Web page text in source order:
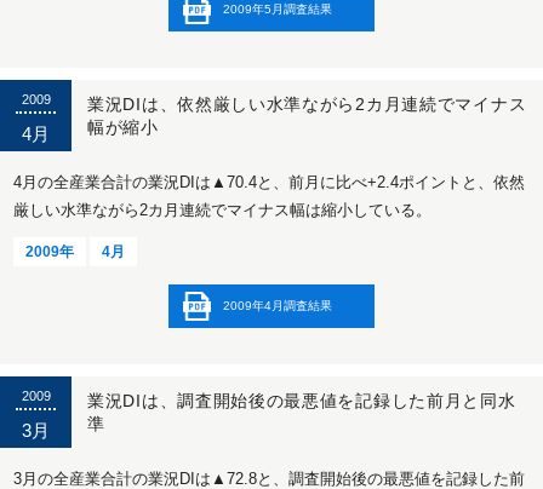
2009年5月調査結果
2009
4月
業況DIは、依然厳しい水準ながら2カ月連続でマイナス
幅が縮小
4月の全産業合計の業況DIは▲70.4と、前月に比べ+2.4ポイントと、依然
厳しい水準ながら2カ月連続でマイナス幅は縮小している。
2009年 4月
2009年4月調査結果
2009
3月
業況DIは、調査開始後の最悪値を記録した前月と同水
準
3月の全産業合計の業況DIは▲72.8と、調査開始後の最悪値を記録した前